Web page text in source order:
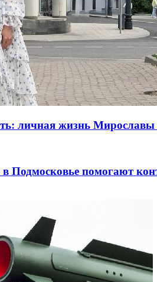
личная жизнь
в Подмосковье помогают